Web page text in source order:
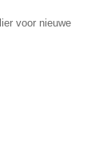
voor nieuwe